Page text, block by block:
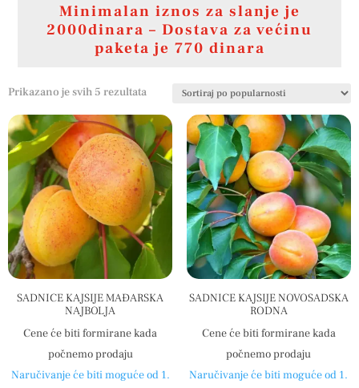
Minimalan iznos za slanje je
2000dinara – Dostava za većinu
paketa je 770 dinara
Prikazano je svih 5 rezultataSortirano
popularnosti
SADNICE KAJSIJE MAĐARSKA
NAJBOLJA
Cene će biti formirane kada
počnemo prodaju
Naručivanje će biti moguće od 1.
SADNICE KAJSIJE NOVOSADSKA
RODNA
Cene će biti formirane kada
počnemo prodaju
Naručivanje će biti moguće od 1.